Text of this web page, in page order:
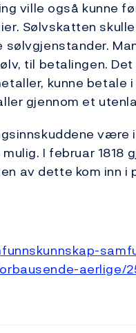
ville også kunne
Sølvskatten
til betalingen.
kunne betale
gjennom et
være
I februar
av dette kom inn i
aerlige/